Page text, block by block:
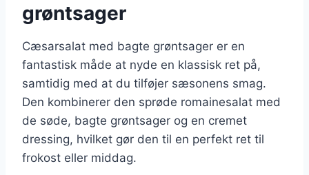
grøntsager
Cæsarsalat med bagte grøntsager er en
fantastisk måde at nyde en klassisk ret på,
samtidig med at du tilføjer sæsonens smag.
Den kombinerer den sprøde romainesalat med
de søde, bagte grøntsager og en cremet
dressing, hvilket gør den til en perfekt ret til
frokost eller middag.